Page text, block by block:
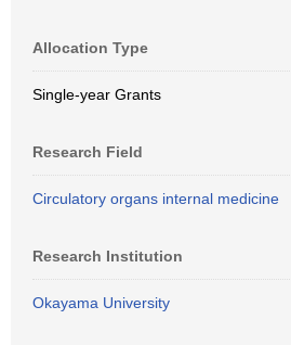
Allocation Type
Single-year Grants
Research Field
Circulatory organs internal medicine
Research Institution
Okayama University